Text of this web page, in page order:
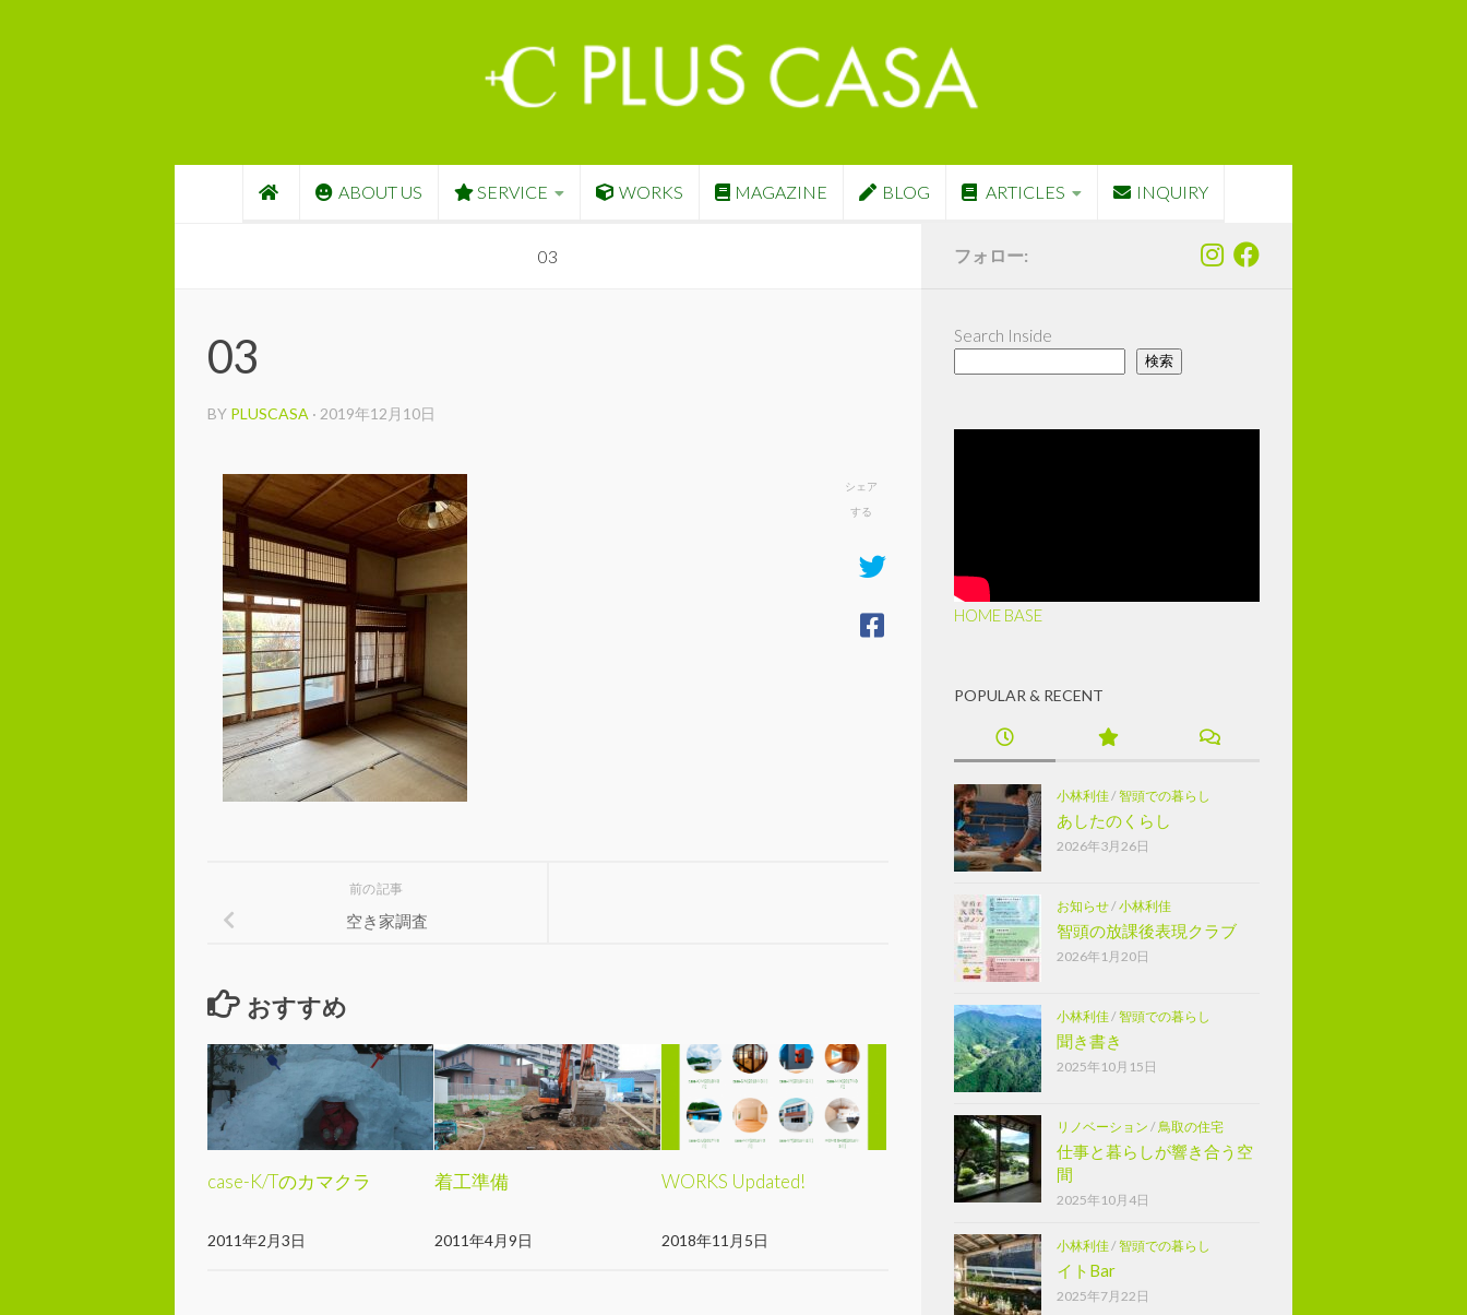
ABOUT US SERVICE WORKS MAGAZINE BLOG ARTICLES INQUIRY
03
03
BY PLUSCASA · 2019年12月10日
シェア
する
前の記事
空き家調査
おすすめ
case-K/Tのカマクラ
2011年2月3日
着工準備
2011年4月9日
WORKS Updated!
2018年11月5日
フォロー:
Search Inside
検索
HOME BASE
POPULAR & RECENT
小林利佳/智頭での暮らし
あしたのくらし
2026年3月26日
お知らせ/小林利佳
智頭の放課後表現クラブ
2026年1月20日
小林利佳/智頭での暮らし
聞き書き
2025年10月15日
リノベーション / 鳥取の住宅
仕事と暮らしが響き合う空
間
2025年10月4日
小林利佳/智頭での暮らし
イトBar
2025年7月22日